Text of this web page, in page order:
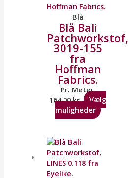
Blå
Blå Bali
Patchworkstof,
3019-155
fra
Hoffman
Fabrics.
Pr. Meter:
164,00kr.
Vælg
muligheder